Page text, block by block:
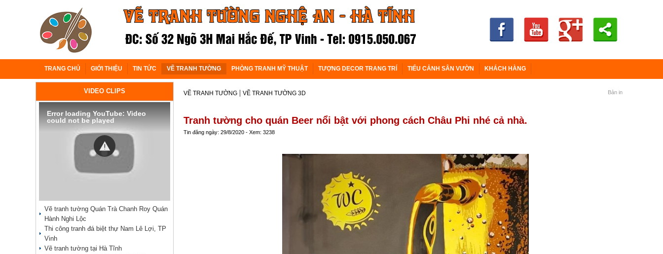
TRANG CHỦ GIỚI THIỆU TIN TỨC VẼ TRANH TƯỜNG PHÒNG TRANH MỸ THUẬT TƯỢNG DECOR TRANG TRÍ TIỂU CẢNH SÂN VƯỜN KHÁCH HÀNG
VIDEO CLIPS
Error loading YouTube: Video
could not be played
Vẽ tranh tường Quán Trà Chanh Roy Quán
Hành Nghi Lộc
Thi công tranh đá biệt thự Nam Lê Lợi, TP
Vinh
Vẽ tranh tường tại Hà Tĩnh
VẼ TRANH TƯỜNG | VẼ TRANH TƯỜNG 3D Bản in
Tranh tường cho quán Beer nổi bật với phong cách Châu Phi nhé cả nhà.
Tin đăng ngày: 29/8/2020 - Xem: 3238